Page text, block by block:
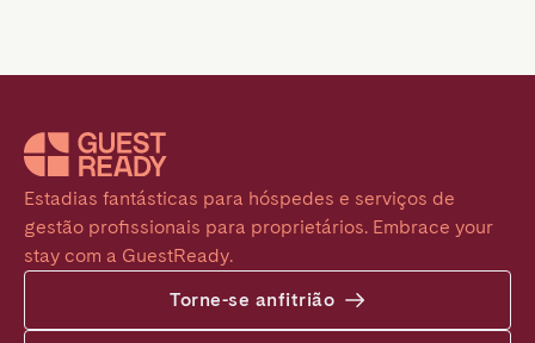
Estadias fantásticas para hóspedes e serviços de
gestão profissionais para proprietários. Embrace your
stay com a GuestReady.
Torne-se anfitrião